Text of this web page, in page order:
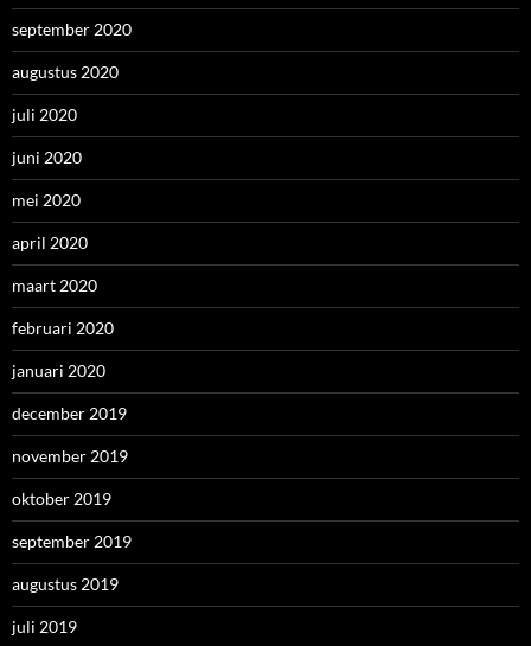
september 2020
augustus 2020
juli 2020
juni 2020
mei 2020
april 2020
maart 2020
februari 2020
januari 2020
december 2019
november 2019
oktober 2019
september 2019
augustus 2019
juli 2019